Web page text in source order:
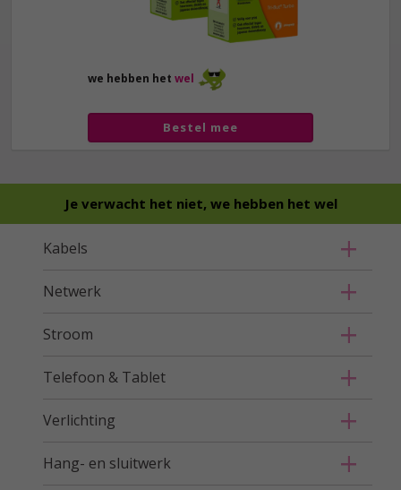
we hebben het wel
Bestel mee
Je verwacht het niet, we hebben het wel
Kabels
Netwerk
Stroom
Telefoon & Tablet
Verlichting
Hang- en sluitwerk